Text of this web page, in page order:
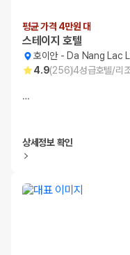
평균 가격 4만원 대
스테이지 호텔
호이안- Da Nang Lac
4.9(256)4성급호텔/리
…
상세정보 확인